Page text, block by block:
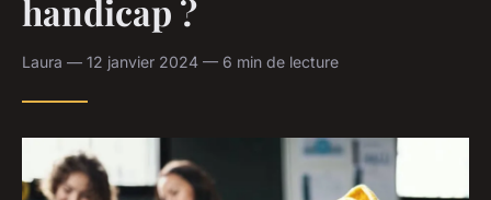
handicap ?
Laura — 12 janvier 2024 — 6 min de lecture